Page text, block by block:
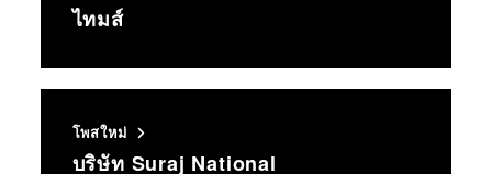
ไทมส์
โพสใหม่
บริษัท Suraj National